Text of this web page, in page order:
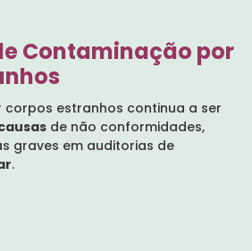
Contaminação por
estranhos continua a ser
de não conformidades,
graves em auditorias de
.